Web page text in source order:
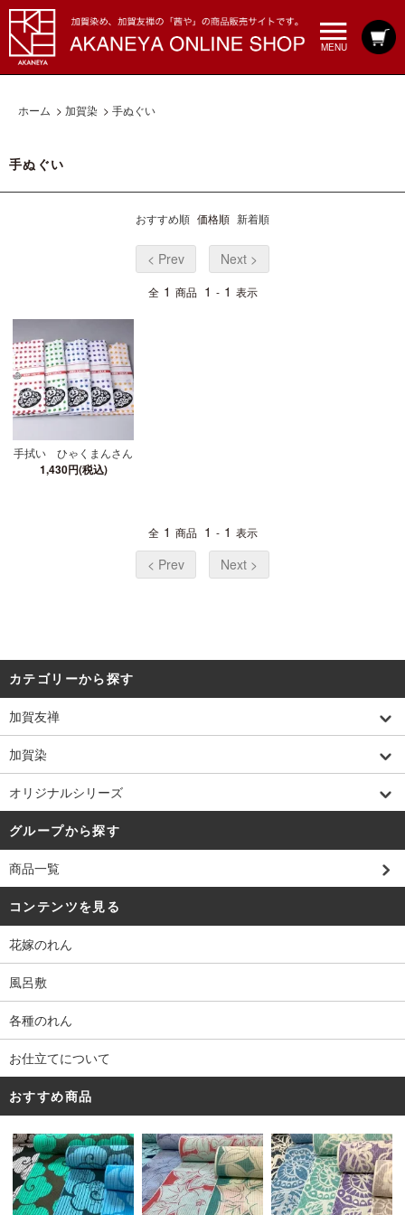
MENU
ホーム > 加賀染 > 手ぬぐい
手ぬぐい
おすすめ順 価格順 新着順
< Prev Next >
全 1 商品 1 - 1 表示
手拭い ひゃくまんさん
1,430円(税込)
全 1 商品 1 - 1 表示
< Prev Next >
カテゴリーから探す
加賀友禅
加賀染
オリジナルシリーズ
グループから探す
商品一覧
コンテンツを見る
花嫁のれん
風呂敷
各種のれん
お仕立てについて
おすすめ商品